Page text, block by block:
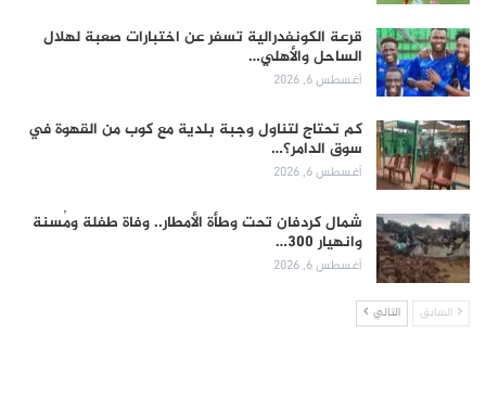
قرعة الكونفدرالية تسفر عن اختبارات صعبة لهلال
الساحل والأهلي…
أغسطس 6, 2026
كم تحتاج لتناول وجبة بلدية مع كوب من القهوة في
سوق الدامر؟…
أغسطس 6, 2026
شمال كردفان تحت وطأة الأمطار.. وفاة طفلة ومُسنة
وانهيار 300…
أغسطس 6, 2026
السابق التالي